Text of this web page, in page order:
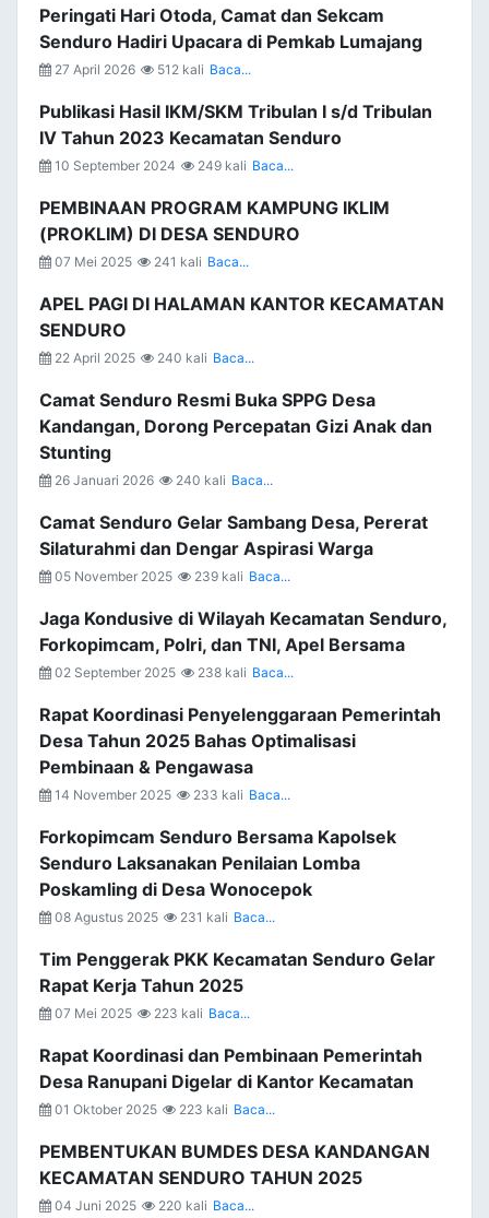
Peringati Hari Otoda, Camat dan Sekcam
Senduro Hadiri Upacara di Pemkab Lumajang
27 April 2026 512 kali Baca...
Publikasi Hasil IKM/SKM Tribulan I s/d Tribulan
IV Tahun 2023 Kecamatan Senduro
10 September 2024 249 kali Baca...
PEMBINAAN PROGRAM KAMPUNG IKLIM
(PROKLIM) DI DESA SENDURO
07 Mei 2025 241 kali Baca...
APEL PAGI DI HALAMAN KANTOR KECAMATAN
SENDURO
22 April 2025 240 kali Baca...
Camat Senduro Resmi Buka SPPG Desa
Kandangan, Dorong Percepatan Gizi Anak dan
Stunting
26 Januari 2026 240 kali Baca...
Camat Senduro Gelar Sambang Desa, Pererat
Silaturahmi dan Dengar Aspirasi Warga
05 November 2025 239 kali Baca...
Jaga Kondusive di Wilayah Kecamatan Senduro,
Forkopimcam, Polri, dan TNI, Apel Bersama
02 September 2025 238 kali Baca...
Rapat Koordinasi Penyelenggaraan Pemerintah
Desa Tahun 2025 Bahas Optimalisasi
Pembinaan & Pengawasa
14 November 2025 233 kali Baca...
Forkopimcam Senduro Bersama Kapolsek
Senduro Laksanakan Penilaian Lomba
Poskamling di Desa Wonocepok
08 Agustus 2025 231 kali Baca...
Tim Penggerak PKK Kecamatan Senduro Gelar
Rapat Kerja Tahun 2025
07 Mei 2025 223 kali Baca...
Rapat Koordinasi dan Pembinaan Pemerintah
Desa Ranupani Digelar di Kantor Kecamatan
01 Oktober 2025 223 kali Baca...
PEMBENTUKAN BUMDES DESA KANDANGAN
KECAMATAN SENDURO TAHUN 2025
04 Juni 2025 220 kali Baca...